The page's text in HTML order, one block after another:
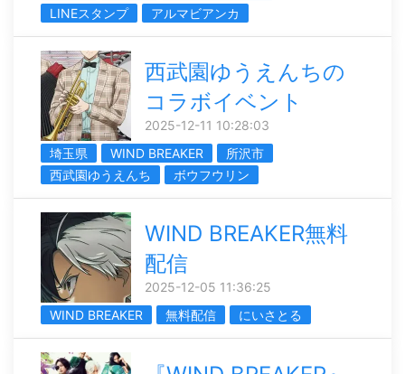
LINEスタンプ
アルマビアンカ
西武園ゆうえんちの
コラボイベント
2025-12-11 10:28:03
埼玉県
WIND BREAKER
所沢市
西武園ゆうえんち
ボウフウリン
WIND BREAKER無料
配信
2025-12-05 11:36:25
WIND BREAKER
無料配信 にいさとる